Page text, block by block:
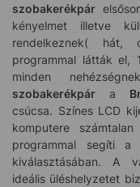
szobakerékpár
kényelmet illetve
rendelkeznek( hát,
programmal látták el,
minden
szobakerékpár a
csúcsa. Színes LCD
komputere
programmal segíti a
kiválasztásában. A
ideális üléshelyzetet